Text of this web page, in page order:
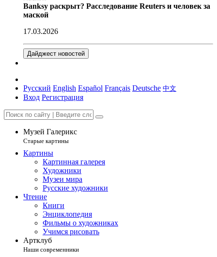
Banksy раскрыт? Расследование Reuters и человек за
маской
17.03.2026
Дайджест новостей
Русский English Español Français Deutsche 中文
Вход Регистрация
Музей Галерикс
Старые картины
Картины
Картинная галерея
Художники
Музеи мира
Русские художники
Чтение
Книги
Энциклопедия
Фильмы о художниках
Учимся рисовать
Артклуб
Наши современники